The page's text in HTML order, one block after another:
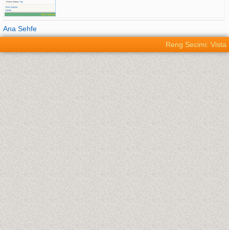
Ana Sehfe
Reng Secimi: Vista